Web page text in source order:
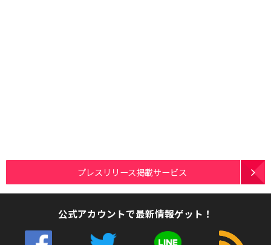
プレスリリース掲載サービス
公式アカウントで最新情報ゲット！